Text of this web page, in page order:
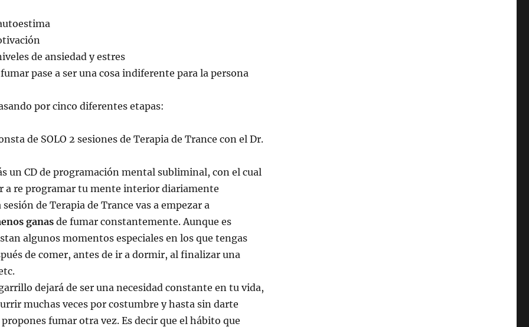
de ansiedad y estres
pase a ser una cosa indiferente para la persona
por cinco diferentes etapas:
de SOLO 2 sesiones de Terapia de Trance con el Dr.
un CD de programación mental subliminal, con el cual
a re programar tu mente interior diariamente
de Terapia de Trance vas a empezar a
ganasde fumar constantemente. Aunque es
algunos momentos especiales en los que tengas
de comer, antes de ir a dormir, al finalizar una
dejará de ser una necesidad constante en tu vida,
muchas veces por costumbre y hasta sin darte
fumar otra vez. Es decir que el hábito que